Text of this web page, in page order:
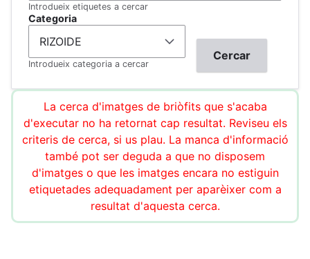
Introdueix etiquetes a cercar
Categoria
Introdueix categoria a cercar
La cerca d'imatges de briòfits que s'acaba
d'executar no ha retornat cap resultat. Reviseu els
criteris de cerca, si us plau. La manca d'informació
també pot ser deguda a que no disposem
d'imatges o que les imatges encara no estiguin
etiquetades adequadament per aparèixer com a
resultat d'aquesta cerca.